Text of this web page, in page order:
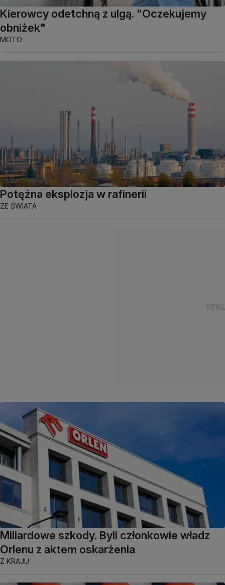
Kierowcy odetchną z ulgą. "Oczekujemy
obniżek"
MOTO
Potężna eksplozja w rafinerii
ZE ŚWIATA
Miliardowe szkody. Byli członkowie władz
Orlenu z aktem oskarżenia
Z KRAJU